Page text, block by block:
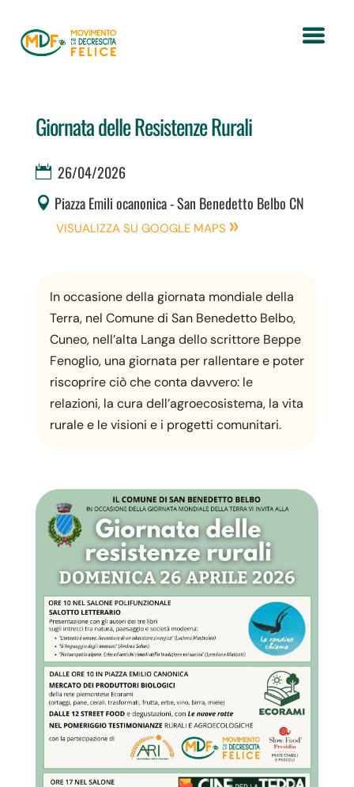
Giornata delle Resistenze Rurali
26/04/2026
Piazza Emili ocanonica - San Benedetto Belbo CN
VISUALIZZA SU GOOGLE MAPS
In occasione della giornata mondiale della
Terra, nel Comune di San Benedetto Belbo,
Cuneo, nell’alta Langa dello scrittore Beppe
Fenoglio, una giornata per rallentare e poter
riscoprire ciò che conta davvero: le
relazioni, la cura dell’agroecosistema, la vita
rurale e le visioni e i progetti comunitari.